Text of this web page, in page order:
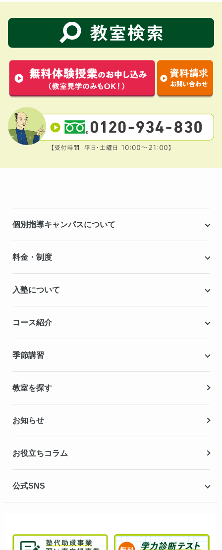
個別指導キャンパスについて
こだわりの個別指導専用教材
料金・制度
無料学力診断テスト
入塾について
無料体験授業
コース紹介
高校生の個別指導コース
季節講習
冬期講習
教室を探す
お知らせ
お役立ちコラム
公式SNS